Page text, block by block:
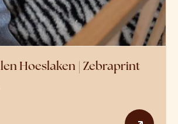
Hoeslaken | Zebraprint